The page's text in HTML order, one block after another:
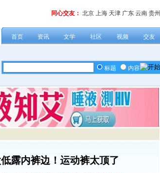
同心交友： 北京 上海 天津 广东 云南 贵州
首页 资讯 文学 社区 视频 交友
标题 内容
露内裤边！运动裤太顶了